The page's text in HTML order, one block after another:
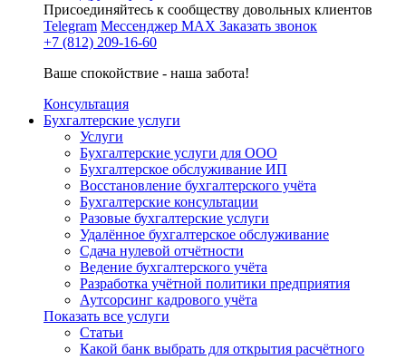
Присоединяйтесь к сообществу довольных клиентов
Telegram Мессенджер MAX Заказать звонок
+7 (812) 209-16-60
Ваше спокойствие - наша забота!
Консультация
Бухгалтерские услуги
Услуги
Бухгалтерские услуги для ООО
Бухгалтерское обслуживание ИП
Восстановление бухгалтерского учёта
Бухгалтерские консультации
Разовые бухгалтерские услуги
Удалённое бухгалтерское обслуживание
Сдача нулевой отчётности
Ведение бухгалтерского учёта
Разработка учётной политики предприятия
Аутсорсинг кадрового учёта
Показать все услуги
Статьи
Какой банк выбрать для открытия расчётного